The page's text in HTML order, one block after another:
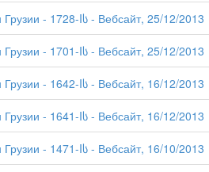
Грузии - 1728-Iს - Вебсайт, 25/12/2013
Грузии - 1701-Iს - Вебсайт, 25/12/2013
Грузии - 1642-Iს - Вебсайт, 16/12/2013
Грузии - 1641-Iს - Вебсайт, 16/12/2013
Грузии - 1471-Iს - Вебсайт, 16/10/2013